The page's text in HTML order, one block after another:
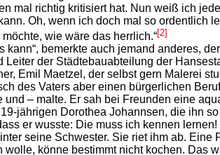
mal richtig kritisiert hat. Nun weiß ich
Oh, wenn ich doch mal so ordentlich
wie wäre das herrlich.“[2]
kann“, bemerkte auch jemand anderes,
Leiter der Städtebauabteilung der
Emil Maetzel, der selbst gern Malerei
des Vaters aber einen bürgerlichen
und – malte. Er sah bei Freunden eine
jährigen Dorothea Johannsen, die ihn so
er wusste: Die muss ich kennen lernen!
seine Schwester. Sie riet ihm ab. Eine
wolle, könne bestimmt nicht kochen. Das